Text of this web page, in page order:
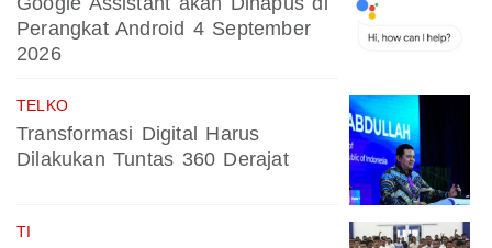
Perangkat Android 4 September
2026
TELKO
Transformasi Digital Harus
Dilakukan Tuntas 360 Derajat
TI